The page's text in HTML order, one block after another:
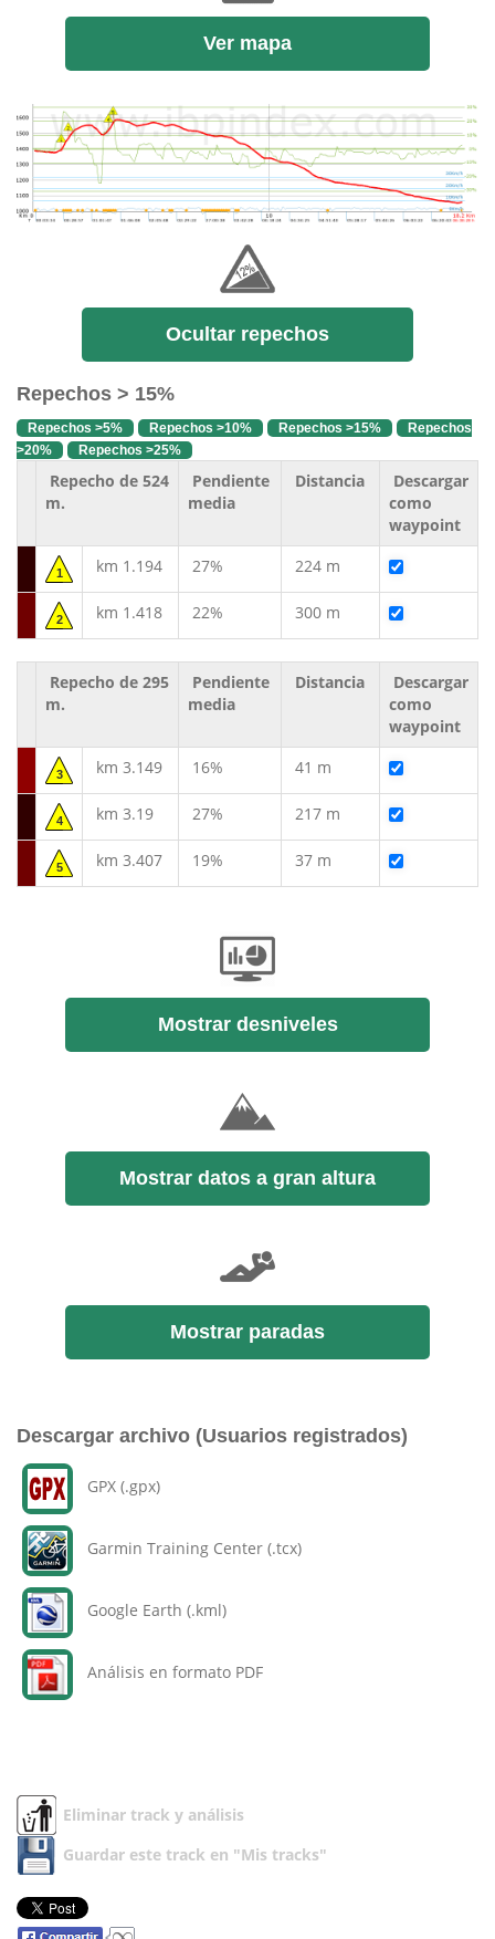
Ver mapa
Ocultar repechos
Repechos > 15%
Repechos >5% Repechos >10% Repechos >15%
Repechos
>20%
Repechos >25%
Repecho de 524
m.
Pendiente
media
Distancia
Descargar
como
waypoint
1 km 1.194 27% 224 m
2 km 1.418 22% 300 m
Repecho de 295
m.
Pendiente
media
Distancia
Descargar
como
waypoint
3 km 3.149 16% 41 m
4 km 3.19 27% 217 m
5 km 3.407 19% 37 m
Mostrar desniveles
Mostrar datos a gran altura
Mostrar paradas
Descargar archivo (Usuarios registrados)
GPX (.gpx)
Garmin Training Center (.tcx)
Google Earth (.kml)
Análisis en formato PDF
Eliminar track y análisis
Guardar este track en "Mis tracks"